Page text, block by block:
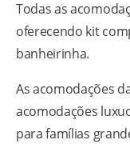
Todas as
oferecendo kit
banheirinha.
As acomodações
acomodações
para famílias